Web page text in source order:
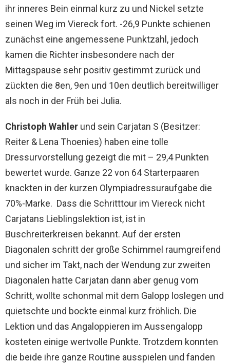
ihr inneres Bein einmal kurz zu und Nickel setzte
seinen Weg im Viereck fort. -26,9 Punkte schienen
zunächst eine angemessene Punktzahl, jedoch
kamen die Richter insbesondere nach der
Mittagspause sehr positiv gestimmt zurück und
zückten die 8en, 9en und 10en deutlich bereitwilliger
als noch in der Früh bei Julia.
Christoph Wahler und sein Carjatan S (Besitzer:
Reiter & Lena Thoenies) haben eine tolle
Dressurvorstellung gezeigt die mit – 29,4 Punkten
bewertet wurde. Ganze 22 von 64 Starterpaaren
knackten in der kurzen Olympiadressuraufgabe die
70%-Marke. Dass die Schritttour im Viereck nicht
Carjatans Lieblingslektion ist, ist in
Buschreiterkreisen bekannt. Auf der ersten
Diagonalen schritt der große Schimmel raumgreifend
und sicher im Takt, nach der Wendung zur zweiten
Diagonalen hatte Carjatan dann aber genug vom
Schritt, wollte schonmal mit dem Galopp loslegen und
quietschte und bockte einmal kurz fröhlich. Die
Lektion und das Angaloppieren im Aussengalopp
kosteten einige wertvolle Punkte. Trotzdem konnten
die beide ihre ganze Routine ausspielen und fanden